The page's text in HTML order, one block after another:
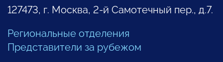
127473, г. Москва, 2-й Самотечный пер., д.7.
Региональные отделения
Представители за рубежом